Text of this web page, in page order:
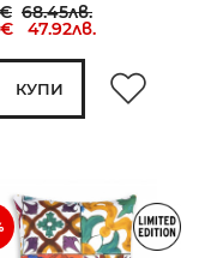
68.45лв.
47.92лв.
КУПИ